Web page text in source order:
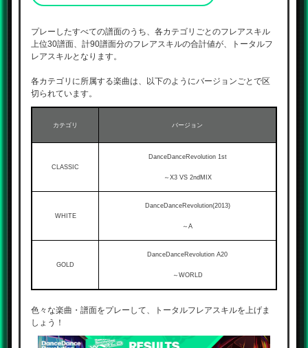
プレーしたすべての譜面のうち、各カテゴリごとのフレアスキル
上位30譜面、計90譜面分のフレアスキルの合計値が、トータルフ
レアスキルとなります。
各カテゴリに所属する楽曲は、以下のようにバージョンごとで区
切られています。
カテゴリ バージョン
CLASSIC
DanceDanceRevolution 1st
～X3 VS 2ndMIX
WHITE
DanceDanceRevolution(2013)
～A
GOLD
DanceDanceRevolution A20
～WORLD
色々な楽曲・譜面をプレーして、トータルフレアスキルを上げま
しょう！